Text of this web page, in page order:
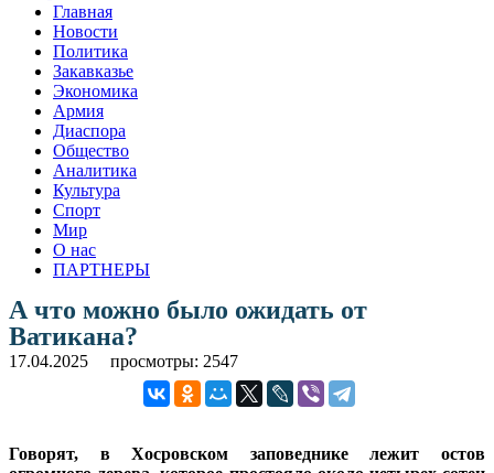
Главная
Новости
Политика
Закавказье
Экономика
Армия
Диаспора
Общество
Аналитика
Культура
Спорт
Мир
О нас
ПАРТНЕРЫ
А что можно было ожидать от
Ватикана?
17.04.2025 просмотры: 2547
Говорят, в Хосровском заповеднике лежит остов